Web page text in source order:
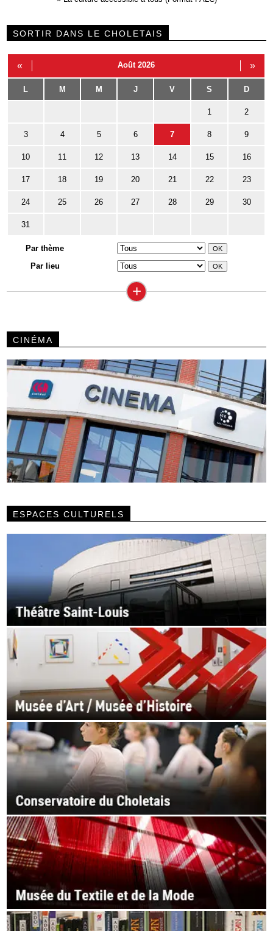
SORTIR DANS LE CHOLETAIS
« Août 2026 »
L M M J V S D
1 2
3 4 5 6 7 8 9
10 11 12 13 14 15 16
17 18 19 20 21 22 23
24 25 26 27 28 29 30
31
Par thème
Par lieu
+
CINÉMA
ESPACES CULTURELS